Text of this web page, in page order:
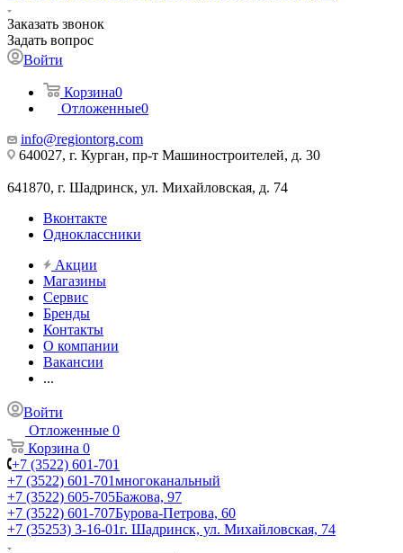
Заказать звонок
Задать вопрос
Войти
Корзина0
Отложенные0
info@regiontorg.com
640027, г. Курган, пр-т Машиностроителей, д. 30
641870, г. Шадринск, ул. Михайловская, д. 74
Вконтакте
Одноклассники
Акции
Магазины
Сервис
Бренды
Контакты
О компании
Вакансии
...
Войти
Отложенные 0
Корзина 0
+7 (3522) 601-701
+7 (3522) 601-701многоканальный
+7 (3522) 605-705Бажова, 97
+7 (3522) 601-707Бурова-Петрова, 60
+7 (35253) 3-16-01г. Шадринск, ул. Михайловская, 74